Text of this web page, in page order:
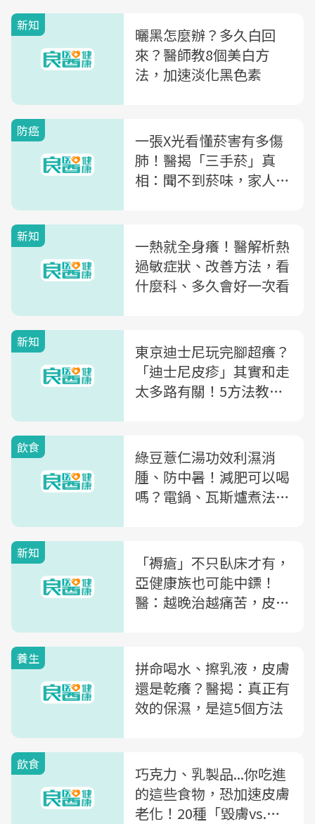
新知
曬黑怎麼辦？多久白回
來？醫師教8個美白方
法，加速淡化黑色素
防癌
一張X光看懂菸害有多傷
肺！醫揭「三手菸」真
相：聞不到菸味，家人仍
新知
一熱就全身癢！醫解析熱
過敏症狀、改善方法，看
什麼科、多久會好一次看
新知
東京迪士尼玩完腳超癢？
「迪士尼皮疹」其實和走
太多路有關！5方法教你
飲食
綠豆薏仁湯功效利濕消
腫、防中暑！減肥可以喝
嗎？電鍋、瓦斯爐煮法教
新知
「褥瘡」不只臥床才有，
亞健康族也可能中鏢！
醫：越晚治越痛苦，皮膚
養生
拼命喝水、擦乳液，皮膚
還是乾癢？醫揭：真正有
效的保濕，是這5個方法
飲食
巧克力、乳製品...你吃進
的這些食物，恐加速皮膚
老化！20種「毀膚vs.養